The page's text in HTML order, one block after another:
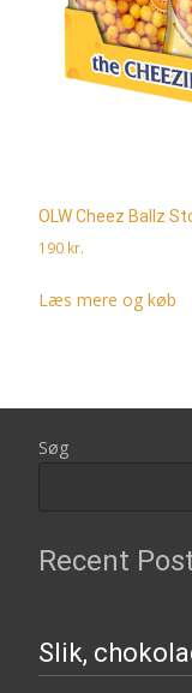
OLW Cheez Ballz
190 kr.
Læs mere og køb
Søg
Recent
Slik,